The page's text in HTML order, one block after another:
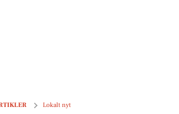
Lokalt nyt
Oprensning af forurenet jord på Himmark Strand nærmer